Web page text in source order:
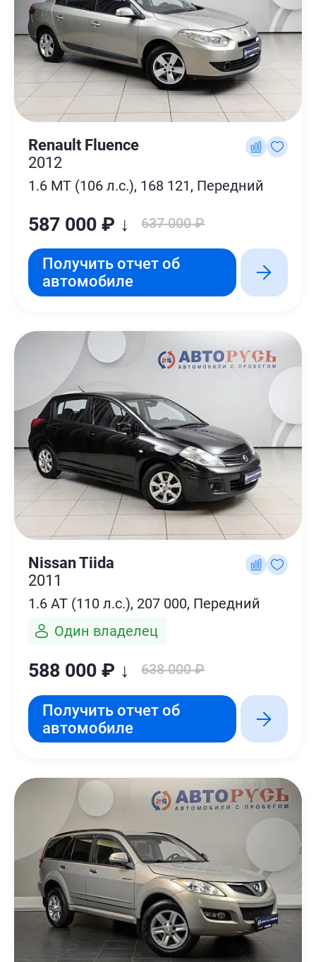
Renault Fluence
2012
1.6 MT (106 л.с.), 168 121, Передний
587 000 ₽ ↓ 637 000 ₽
Получить отчет об
автомобиле
Nissan Tiida
2011
1.6 AT (110 л.с.), 207 000, Передний
Один владелец
588 000 ₽ ↓ 638 000 ₽
Получить отчет об
автомобиле